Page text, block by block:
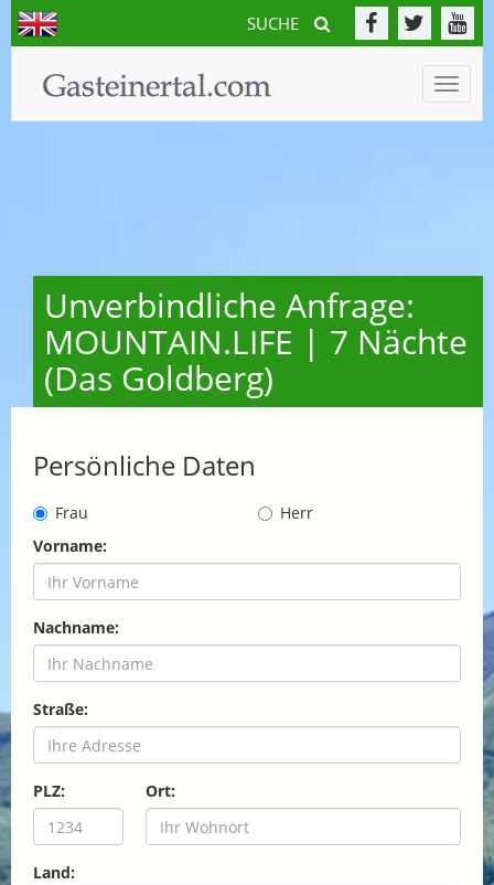
SUCHE
Toggle
Unverbindliche Anfrage:
MOUNTAIN.LIFE | 7 Nächte
(Das Goldberg)
Persönliche Daten
Frau
Herr
Vorname:
Nachname:
Straße:
PLZ: Ort:
Land: